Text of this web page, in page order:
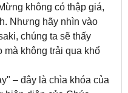
không có thập giá,
Nhưng hãy nhìn vào
chúng ta sẽ thấy
mà không trải qua khổ
– đây là chìa khóa của